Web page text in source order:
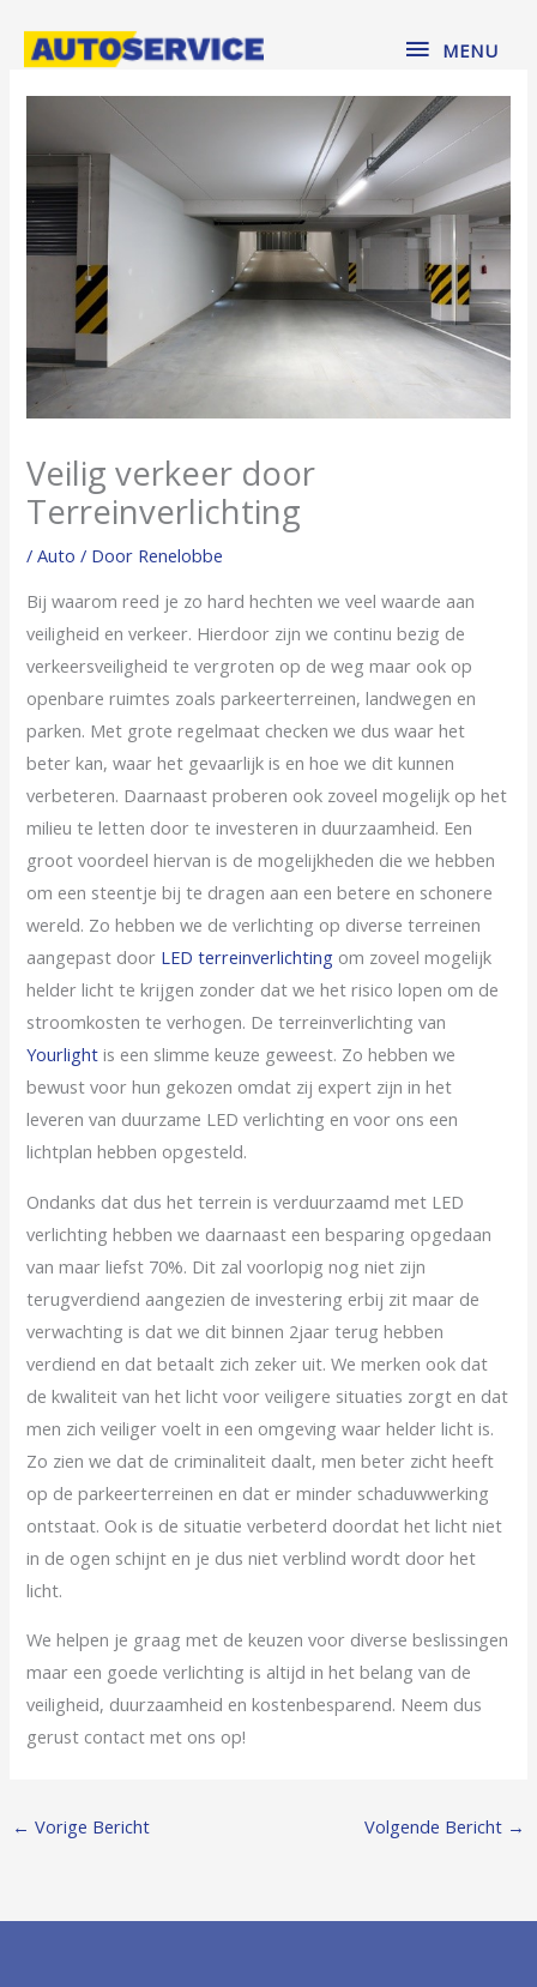
naar
MENU
MENU
Veilig verkeer door
Terreinverlichting
/Auto / Door Renelobbe
Bij waarom reed je zo hard hechten we veel waarde aan
veiligheid en verkeer. Hierdoor zijn we continu bezig de
verkeersveiligheid te vergroten op de weg maar ook op
openbare ruimtes zoals parkeerterreinen, landwegen en
parken. Met grote regelmaat checken we dus waar het
beter kan, waar het gevaarlijk is en hoe we dit kunnen
verbeteren. Daarnaast proberen ook zoveel mogelijk op het
milieu te letten door te investeren in duurzaamheid. Een
groot voordeel hiervan is de mogelijkheden die we hebben
om een steentje bij te dragen aan een betere en schonere
wereld. Zo hebben we de verlichting op diverse terreinen
aangepast door LED terreinverlichting om zoveel mogelijk
helder licht te krijgen zonder dat we het risico lopen om de
stroomkosten te verhogen. De terreinverlichting van
Yourlight is een slimme keuze geweest. Zo hebben we
bewust voor hun gekozen omdat zij expert zijn in het
leveren van duurzame LED verlichting en voor ons een
lichtplan hebben opgesteld.
Ondanks dat dus het terrein is verduurzaamd met LED
verlichting hebben we daarnaast een besparing opgedaan
van maar liefst 70%. Dit zal voorlopig nog niet zijn
terugverdiend aangezien de investering erbij zit maar de
verwachting is dat we dit binnen 2jaar terug hebben
verdiend en dat betaalt zich zeker uit. We merken ook dat
de kwaliteit van het licht voor veiligere situaties zorgt en dat
men zich veiliger voelt in een omgeving waar helder licht is.
Zo zien we dat de criminaliteit daalt, men beter zicht heeft
op de parkeerterreinen en dat er minder schaduwwerking
ontstaat. Ook is de situatie verbeterd doordat het licht niet
in de ogen schijnt en je dus niet verblind wordt door het
licht.
We helpen je graag met de keuzen voor diverse beslissingen
maar een goede verlichting is altijd in het belang van de
veiligheid, duurzaamheid en kostenbesparend. Neem dus
gerust contact met ons op!
← Vorige Bericht Volgende Bericht →